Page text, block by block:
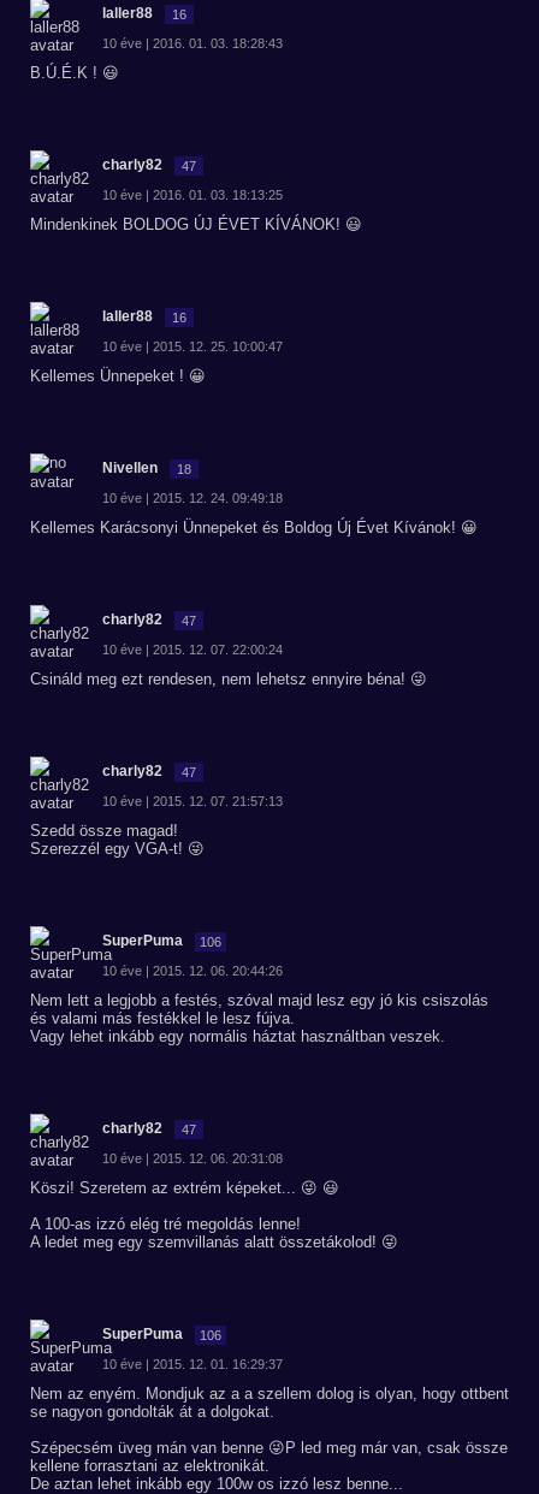
laller88 16
10 éve | 2016. 01. 03. 18:28:43
B.Ú.É.K ! 😃
charly82 47
10 éve | 2016. 01. 03. 18:13:25
Mindenkinek BOLDOG ÚJ ÉVET KÍVÁNOK! 😃
laller88 16
10 éve | 2015. 12. 25. 10:00:47
Kellemes Ünnepeket ! 😀
Nivellen 18
10 éve | 2015. 12. 24. 09:49:18
Kellemes Karácsonyi Ünnepeket és Boldog Új Évet Kívánok! 😀
charly82 47
10 éve | 2015. 12. 07. 22:00:24
Csináld meg ezt rendesen, nem lehetsz ennyire béna! 😜
charly82 47
10 éve | 2015. 12. 07. 21:57:13
Szedd össze magad!
Szerezzél egy VGA-t! 😜
SuperPuma 106
10 éve | 2015. 12. 06. 20:44:26
Nem lett a legjobb a festés, szóval majd lesz egy jó kis csiszolás
és valami más festékkel le lesz fújva.
Vagy lehet inkább egy normális háztat használtban veszek.
charly82 47
10 éve | 2015. 12. 06. 20:31:08
Köszi! Szeretem az extrém képeket... 😜 😃
A 100-as izzó elég tré megoldás lenne!
A ledet meg egy szemvillanás alatt összetákolod! 😜
SuperPuma 106
10 éve | 2015. 12. 01. 16:29:37
Nem az enyém. Mondjuk az a a szellem dolog is olyan, hogy ottbent
se nagyon gondolták át a dolgokat.
Szépecsém üveg mán van benne 😜P led meg már van, csak össze
kellene forrasztani az elektronikát.
De aztan lehet inkább egy 100w os izzó lesz benne...